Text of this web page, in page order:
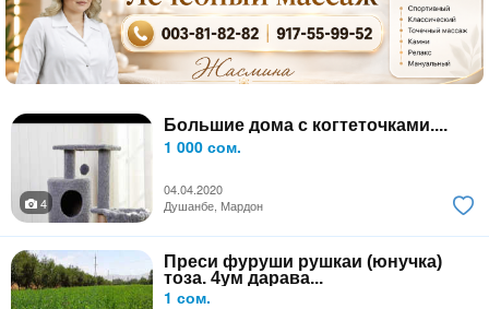
Большие дома с когтеточками....
1 000 сом.
04.04.2020
4
Душанбе, Мардон
Преси фуруши рушкаи (юнучка)
тоза. 4ум дарава...
1 сом.